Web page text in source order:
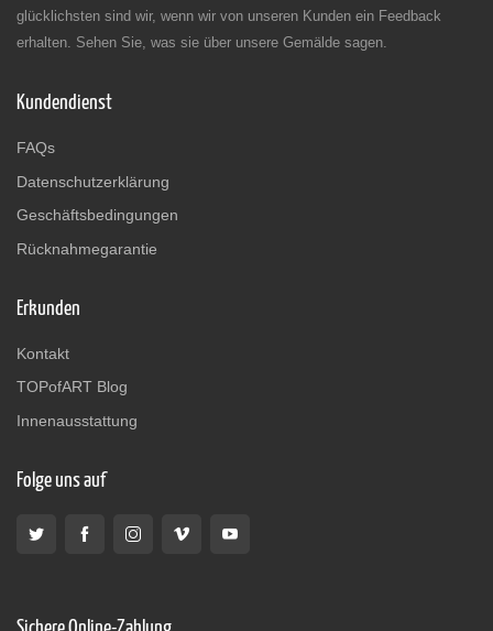
glücklichsten sind wir, wenn wir von unseren Kunden ein Feedback
erhalten. Sehen Sie, was sie über unsere Gemälde sagen.
Kundendienst
FAQs
Datenschutzerklärung
Geschäftsbedingungen
Rücknahmegarantie
Erkunden
Kontakt
TOPofART Blog
Innenausstattung
Folge uns auf